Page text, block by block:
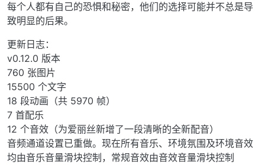
每个人都有自己的恐惧和秘密，他们的选择可能并不总是导
致明显的后果。
更新日志：
v0.12.0 版本
760 张图片
15500 个文字
18 段动画（共 5970 帧）
7 首配乐
12 个音效（为爱丽丝新增了一段清晰的全新配音）
音频通道设置已重做。现在所有音乐、环境氛围及环境音效
均由音乐音量滑块控制，常规音效由音效音量滑块控制